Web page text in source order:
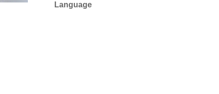
Language